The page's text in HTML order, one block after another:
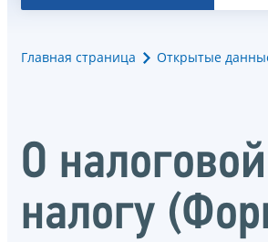
Главная страница Открытые
О
налогу